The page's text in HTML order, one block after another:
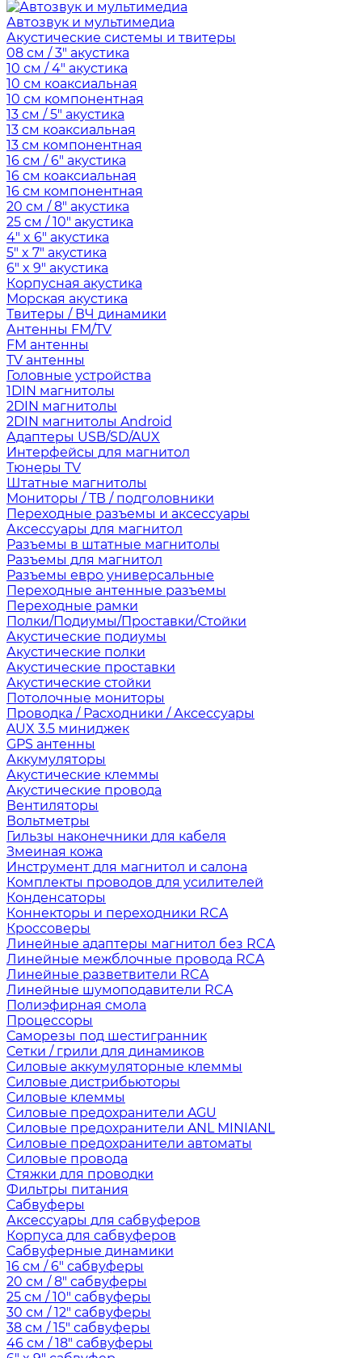
Автозвук и мультимедиа
Акустические системы и твитеры
08 см / 3" акустика
10 см / 4" акустика
10 см коаксиальная
10 см компонентная
13 см / 5" акустика
13 см коаксиальная
13 см компонентная
16 см / 6" акустика
16 см коаксиальная
16 см компонентная
20 см / 8" акустика
25 см / 10" акустика
4" x 6" акустика
5" x 7" акустика
6" x 9" акустика
Корпусная акустика
Морская акустика
Твитеры / ВЧ динамики
Антенны FM/TV
FM антенны
TV антенны
Головные устройства
1DIN магнитолы
2DIN магнитолы
2DIN магнитолы Android
Адаптеры USB/SD/AUX
Интерфейсы для магнитол
Тюнеры TV
Штатные магнитолы
Мониторы / ТВ / подголовники
Переходные разъемы и аксессуары
Аксессуары для магнитол
Разъемы в штатные магнитолы
Разъемы для магнитол
Разъемы евро универсальные
Переходные антенные разъемы
Переходные рамки
Полки/Подиумы/Проставки/Стойки
Акустические подиумы
Акустические полки
Акустические проставки
Акустические стойки
Потолочные мониторы
Проводка / Расходники / Аксессуары
AUX 3.5 миниджек
GPS антенны
Аккумуляторы
Акустические клеммы
Акустические провода
Вентиляторы
Вольтметры
Гильзы наконечники для кабеля
Змеиная кожа
Инструмент для магнитол и салона
Комплекты проводов для усилителей
Конденсаторы
Коннекторы и переходники RCA
Кроссоверы
Линейные адаптеры магнитол без RCA
Линейные межблочные провода RCA
Линейные разветвители RCA
Линейные шумоподавители RCA
Полиэфирная смола
Процессоры
Саморезы под шестигранник
Сетки / грили для динамиков
Силовые аккумуляторные клеммы
Силовые дистрибьюторы
Силовые клеммы
Силовые предохранители AGU
Силовые предохранители ANL MINIANL
Силовые предохранители автоматы
Силовые провода
Стяжки для проводки
Фильтры питания
Сабвуферы
Аксессуары для сабвуферов
Корпуса для сабвуферов
Сабвуферные динамики
16 см / 6" сабвуферы
20 см / 8" сабвуферы
25 см / 10" сабвуферы
30 см / 12" сабвуферы
38 см / 15" сабвуферы
46 см / 18" сабвуферы